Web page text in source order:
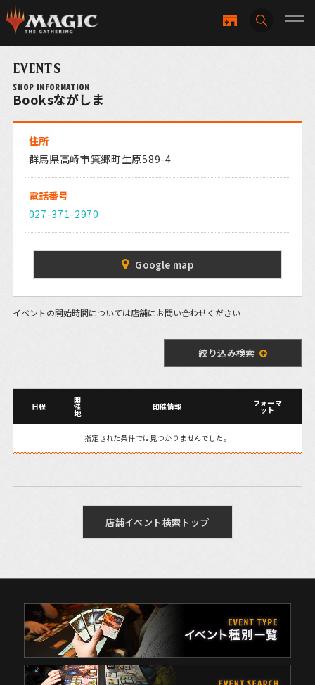
EVENTS
SHOP INFORMATION
Booksながしま
住所
群馬県高崎市箕郷町生原589-4
電話番号
027-371-2970
Google map
イベントの開始時間については店舗にお問い合わせください
絞り込み検索
日程
開
催
地
開催情報 フォーマ
ット
指定された条件では見つかりませんでした。
店舗イベント検索トップ